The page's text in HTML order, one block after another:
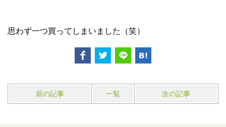
思わず一つ買ってしまいました（笑）
前の記事 一覧 次の記事